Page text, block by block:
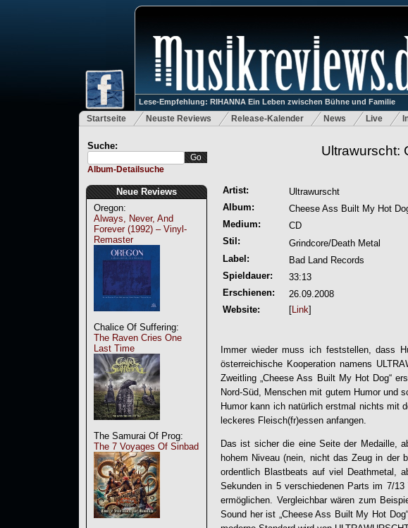
Lese-Empfehlung: RIHANNA Ein Leben zwischen Bühne und Familie
Startseite Neuste Reviews Release-Kalender News Live
Suche:
Album-Detailsuche
Neue Reviews
Oregon:
Always, Never, And
Forever (1992) – Vinyl-
Remaster
Chalice Of Suffering:
The Raven Cries One
Last Time
The Samurai Of Prog:
The 7 Voyages Of Sinbad
Ultrawurscht:
Artist:
Ultrawurscht
Album:
Cheese Ass Built My Hot
Medium:
CD
Stil:
Grindcore/Death Metal
Label:
Bad Land Records
Spieldauer:
33:13
Erschienen:
26.09.2008
Website:
[Link]
Immer wieder muss ich feststellen, dass
österreichische Kooperation namens
Zweitling „Cheese Ass Built My Hot Dog“
Nord-Süd, Menschen mit gutem Humor und
Humor kann ich natürlich erstmal nichts mit
leckeres Fleisch(fr)essen anfangen.
Das ist sicher die eine Seite der Medaille,
hohem Niveau (nein, nicht das Zeug in der
ordentlich Blastbeats auf viel Deathmetal,
Sekunden in 5 verschiedenen Parts im 7/
ermöglichen. Vergleichbar wären zum
Sound her ist „ Cheese Ass Built My Hot Dog